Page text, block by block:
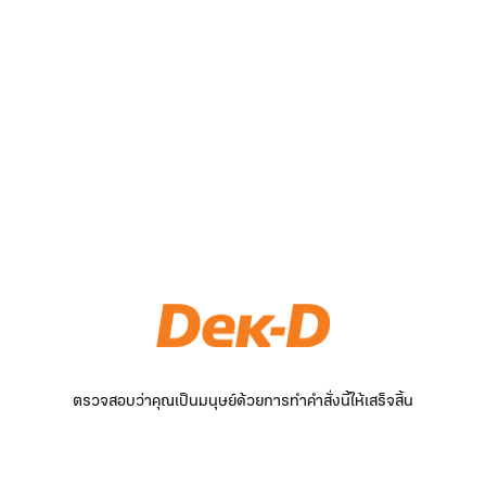
ตรวจสอบว่าคุณเป็นมนุษย์ด้วยการทำคำสั่งนี้ให้เสร็จสิ้น